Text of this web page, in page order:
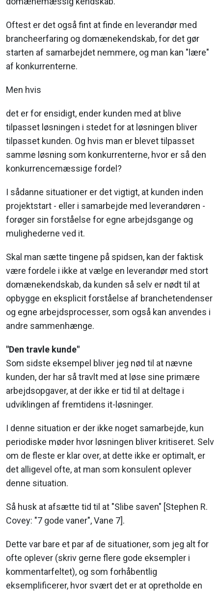
Oftest er det også fint at finde en leverandør med
brancheerfaring og domænekendskab, for det gør
starten af samarbejdet nemmere, og man kan "lære"
af konkurrenterne.
Men hvis
det er for ensidigt, ender kunden med at blive
tilpasset løsningen i stedet for at løsningen bliver
tilpasset kunden. Og hvis man er blevet tilpasset
samme løsning som konkurrenterne, hvor er så den
konkurrencemæssige fordel?
I sådanne situationer er det vigtigt, at kunden inden
projektstart - eller i samarbejde med leverandøren -
forøger sin forståelse for egne arbejdsgange og
mulighederne ved it.
Skal man sætte tingene på spidsen, kan der faktisk
være fordele i ikke at vælge en leverandør med stort
domænekendskab, da kunden så selv er nødt til at
opbygge en eksplicit forståelse af branchetendenser
og egne arbejdsprocesser, som også kan anvendes i
andre sammenhænge.
"Den travle kunde"
Som sidste eksempel bliver jeg nød til at nævne
kunden, der har så travlt med at løse sine primære
arbejdsopgaver, at der ikke er tid til at deltage i
udviklingen af fremtidens it-løsninger.
I denne situation er der ikke noget samarbejde, kun
periodiske møder hvor løsningen bliver kritiseret. Selv
om de fleste er klar over, at dette ikke er optimalt, er
det alligevel ofte, at man som konsulent oplever
denne situation.
Så husk at afsætte tid til at "Slibe saven" [Stephen R.
Covey: "7 gode vaner", Vane 7].
Dette var bare et par af de situationer, som jeg alt for
ofte oplever (skriv gerne flere gode eksempler i
kommentarfeltet), og som forhåbentlig
eksemplificerer, hvor svært det er at opretholde en